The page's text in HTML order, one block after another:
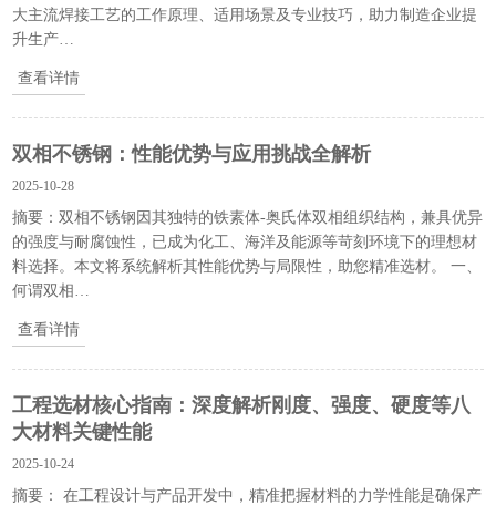
大主流焊接工艺的工作原理、适用场景及专业技巧，助力制造企业提
升生产…
查看详情
双相不锈钢：性能优势与应用挑战全解析
2025-10-28
摘要：双相不锈钢因其独特的铁素体-奥氏体双相组织结构，兼具优异
的强度与耐腐蚀性，已成为化工、海洋及能源等苛刻环境下的理想材
料选择。本文将系统解析其性能优势与局限性，助您精准选材。 一、
何谓双相…
查看详情
工程选材核心指南：深度解析刚度、强度、硬度等八
大材料关键性能
2025-10-24
摘要： 在工程设计与产品开发中，精准把握材料的力学性能是确保产